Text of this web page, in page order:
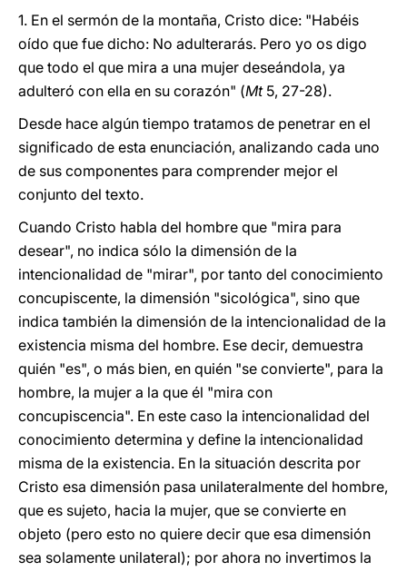
1. En el sermón de la montaña, Cristo dice: "Habéis
oído que fue dicho: No adulterarás. Pero yo os digo
que todo el que mira a una mujer deseándola, ya
adulteró con ella en su corazón" (Mt5, 27-28).
Desde hace algún tiempo tratamos de penetrar en el
significado de esta enunciación, analizando cada uno
de sus componentes para comprender mejor el
conjunto del texto.
Cuando Cristo habla del hombre que "mira para
desear", no indica sólo la dimensión de la
intencionalidad de "mirar", por tanto del conocimiento
concupiscente, la dimensión "sicológica", sino que
indica también la dimensión de la intencionalidad de la
existencia misma del hombre. Ese decir, demuestra
quién "es", o más bien, en quién "se convierte", para la
hombre, la mujer a la que él "mira con
concupiscencia". En este caso la intencionalidad del
conocimiento determina y define la intencionalidad
misma de la existencia. En la situación descrita por
Cristo esa dimensión pasa unilateralmente del hombre,
que es sujeto, hacia la mujer, que se convierte en
objeto (pero esto no quiere decir que esa dimensión
sea solamente unilateral); por ahora no invertimos la